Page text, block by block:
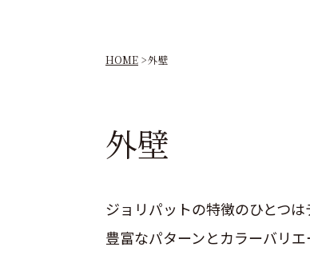
HOME 外壁
外壁
ジョリパットの特徴のひとつは
豊富なパターンとカラーバリ